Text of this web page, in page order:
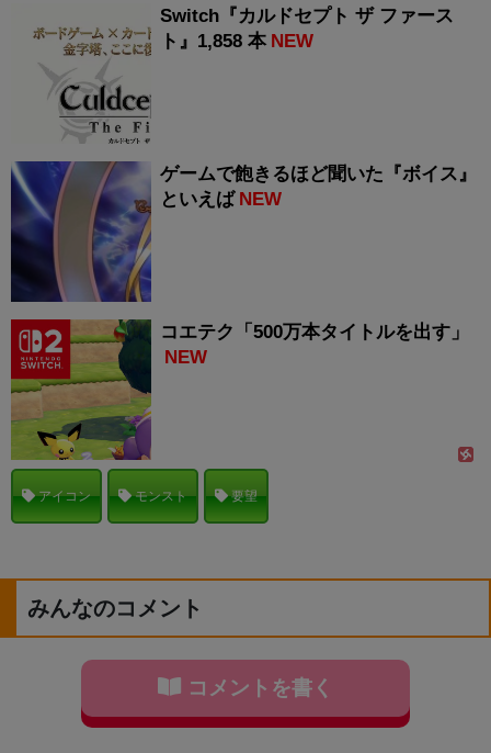
Switch『カルドセプト ザ ファース
ト』1,858 本 NEW
ゲームで飽きるほど聞いた『ボイス』
といえば NEW
コエテク「500万本タイトルを出す」
NEW
アイコン モンスト 要望
みんなのコメント
コメントを書く